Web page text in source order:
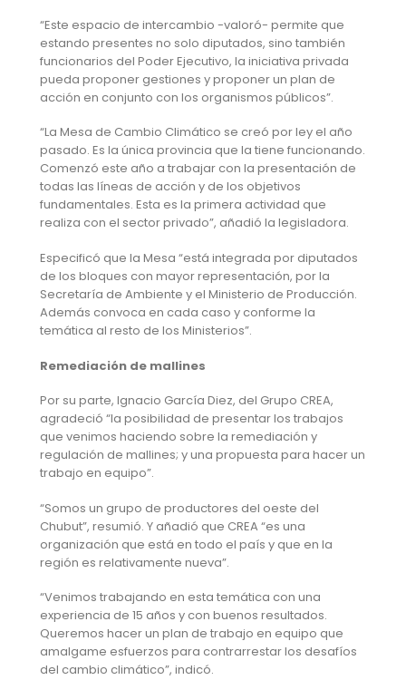
“Este espacio de intercambio -valoró- permite que
estando presentes no solo diputados, sino también
funcionarios del Poder Ejecutivo, la iniciativa privada
pueda proponer gestiones y proponer un plan de
acción en conjunto con los organismos públicos”.
“La Mesa de Cambio Climático se creó por ley el año
pasado. Es la única provincia que la tiene funcionando.
Comenzó este año a trabajar con la presentación de
todas las líneas de acción y de los objetivos
fundamentales. Esta es la primera actividad que
realiza con el sector privado”, añadió la legisladora.
Especificó que la Mesa “está integrada por diputados
de los bloques con mayor representación, por la
Secretaría de Ambiente y el Ministerio de Producción.
Además convoca en cada caso y conforme la
temática al resto de los Ministerios”.
Remediación de mallines
Por su parte, Ignacio García Diez, del Grupo CREA,
agradeció “la posibilidad de presentar los trabajos
que venimos haciendo sobre la remediación y
regulación de mallines; y una propuesta para hacer un
trabajo en equipo”.
“Somos un grupo de productores del oeste del
Chubut”, resumió. Y añadió que CREA “es una
organización que está en todo el país y que en la
región es relativamente nueva”.
“Venimos trabajando en esta temática con una
experiencia de 15 años y con buenos resultados.
Queremos hacer un plan de trabajo en equipo que
amalgame esfuerzos para contrarrestar los desafíos
del cambio climático”, indicó.